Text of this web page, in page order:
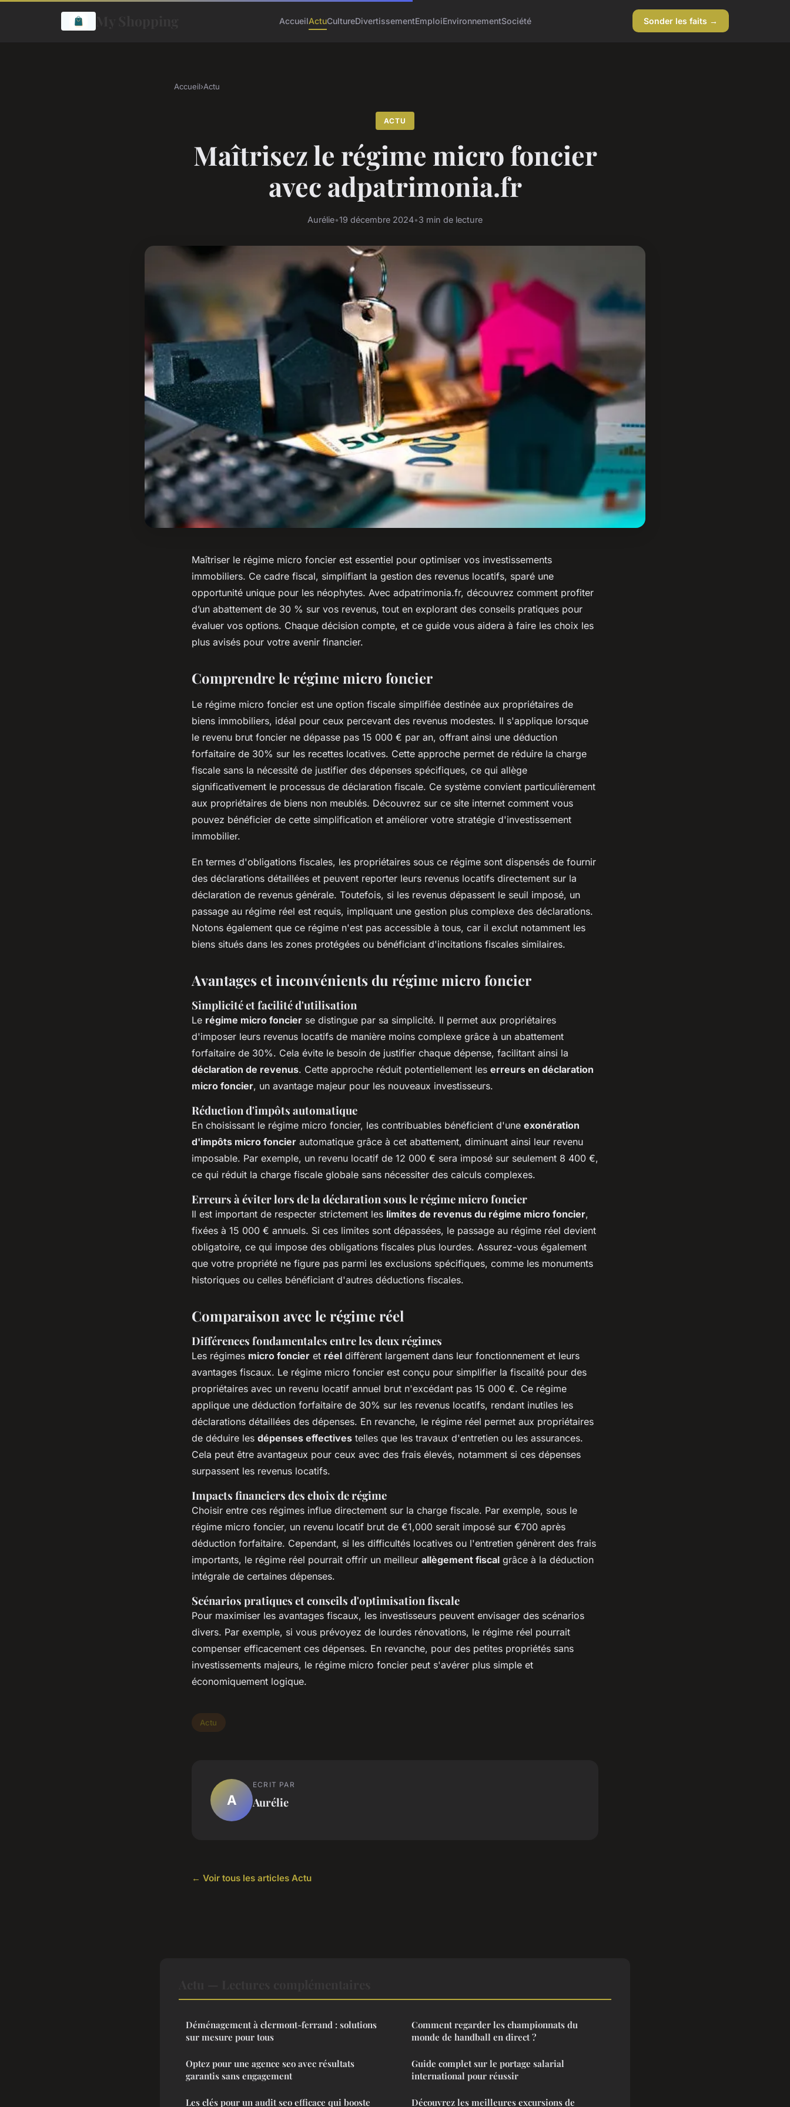
AccueilActuCultureDivertissementEmploiEnvironnementSociété Sonder les faits →
Accueil›Actu
ACTU
Maîtrisez le régime micro foncier
avec adpatrimonia.fr
Aurélie•19 décembre 2024•3 min de lecture
Maîtriser le régime micro foncier est essentiel pour optimiser vos investissements
immobiliers. Ce cadre fiscal, simplifiant la gestion des revenus locatifs, sparé une
opportunité unique pour les néophytes. Avec adpatrimonia.fr, découvrez comment profiter
d’un abattement de 30 % sur vos revenus, tout en explorant des conseils pratiques pour
évaluer vos options. Chaque décision compte, et ce guide vous aidera à faire les choix les
plus avisés pour votre avenir financier.
Comprendre le régime micro foncier
Le régime micro foncier est une option fiscale simplifiée destinée aux propriétaires de
biens immobiliers, idéal pour ceux percevant des revenus modestes. Il s'applique lorsque
le revenu brut foncier ne dépasse pas 15 000 € par an, offrant ainsi une déduction
forfaitaire de 30% sur les recettes locatives. Cette approche permet de réduire la charge
fiscale sans la nécessité de justifier des dépenses spécifiques, ce qui allège
significativement le processus de déclaration fiscale. Ce système convient particulièrement
aux propriétaires de biens non meublés. Découvrez sur ce site internet comment vous
pouvez bénéficier de cette simplification et améliorer votre stratégie d'investissement
immobilier.
En termes d'obligations fiscales, les propriétaires sous ce régime sont dispensés de fournir
des déclarations détaillées et peuvent reporter leurs revenus locatifs directement sur la
déclaration de revenus générale. Toutefois, si les revenus dépassent le seuil imposé, un
passage au régime réel est requis, impliquant une gestion plus complexe des déclarations.
Notons également que ce régime n'est pas accessible à tous, car il exclut notamment les
biens situés dans les zones protégées ou bénéficiant d'incitations fiscales similaires.
Avantages et inconvénients du régime micro foncier
Simplicité et facilité d'utilisation
Le régime micro foncier se distingue par sa simplicité. Il permet aux propriétaires
d'imposer leurs revenus locatifs de manière moins complexe grâce à un abattement
forfaitaire de 30%. Cela évite le besoin de justifier chaque dépense, facilitant ainsi la
déclaration de revenus. Cette approche réduit potentiellement les erreurs en déclaration
micro foncier, un avantage majeur pour les nouveaux investisseurs.
Réduction d'impôts automatique
En choisissant le régime micro foncier, les contribuables bénéficient d'une exonération
d'impôts micro foncier automatique grâce à cet abattement, diminuant ainsi leur revenu
imposable. Par exemple, un revenu locatif de 12 000 € sera imposé sur seulement 8 400 €,
ce qui réduit la charge fiscale globale sans nécessiter des calculs complexes.
Erreurs à éviter lors de la déclaration sous le régime micro foncier
Il est important de respecter strictement les limites de revenus du régime micro foncier,
fixées à 15 000 € annuels. Si ces limites sont dépassées, le passage au régime réel devient
obligatoire, ce qui impose des obligations fiscales plus lourdes. Assurez-vous également
que votre propriété ne figure pas parmi les exclusions spécifiques, comme les monuments
historiques ou celles bénéficiant d'autres déductions fiscales.
Comparaison avec le régime réel
Différences fondamentales entre les deux régimes
Les régimes micro foncier et réel diffèrent largement dans leur fonctionnement et leurs
avantages fiscaux. Le régime micro foncier est conçu pour simplifier la fiscalité pour des
propriétaires avec un revenu locatif annuel brut n'excédant pas 15 000 €. Ce régime
applique une déduction forfaitaire de 30% sur les revenus locatifs, rendant inutiles les
déclarations détaillées des dépenses. En revanche, le régime réel permet aux propriétaires
de déduire les dépenses effectives telles que les travaux d'entretien ou les assurances.
Cela peut être avantageux pour ceux avec des frais élevés, notamment si ces dépenses
surpassent les revenus locatifs.
Impacts financiers des choix de régime
Choisir entre ces régimes influe directement sur la charge fiscale. Par exemple, sous le
régime micro foncier, un revenu locatif brut de €1,000 serait imposé sur €700 après
déduction forfaitaire. Cependant, si les difficultés locatives ou l'entretien génèrent des frais
importants, le régime réel pourrait offrir un meilleur allègement fiscal grâce à la déduction
intégrale de certaines dépenses.
Scénarios pratiques et conseils d'optimisation fiscale
Pour maximiser les avantages fiscaux, les investisseurs peuvent envisager des scénarios
divers. Par exemple, si vous prévoyez de lourdes rénovations, le régime réel pourrait
compenser efficacement ces dépenses. En revanche, pour des petites propriétés sans
investissements majeurs, le régime micro foncier peut s'avérer plus simple et
économiquement logique.
Actu
A
ECRIT PAR
Aurélie
← Voir tous les articles Actu
Déménagement à clermont-ferrand : solutions
sur mesure pour tous
Optez pour une agence seo avec résultats
garantis sans engagement
Les clés pour un audit seo efficace qui booste
Comment regarder les championnats du
monde de handball en direct ?
Guide complet sur le portage salarial
international pour réussir
Découvrez les meilleures excursions de